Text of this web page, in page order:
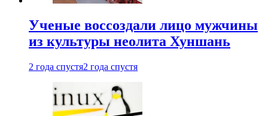
Ученые воссоздали лицо мужчины
из культуры неолита Хуншань
2 года спустя2 года спустя